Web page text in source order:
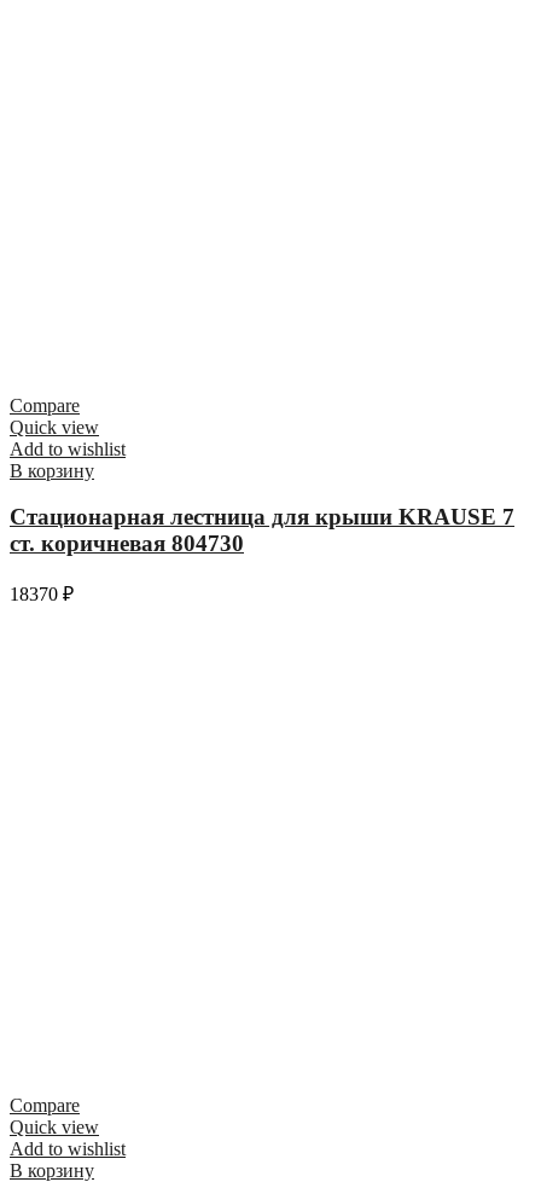
Compare
Quick view
Add to wishlist
В корзину
Стационарная лестница для крыши KRAUSE 7
ст. коричневая 804730
18370 ₽
Compare
Quick view
Add to wishlist
В корзину